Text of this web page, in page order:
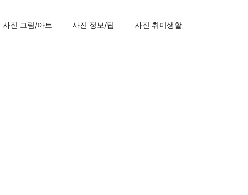
사진 그림/아트 사진 정보/팁 사진 취미생활